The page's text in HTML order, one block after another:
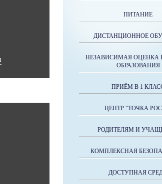
ПИТАНИЕ
ДИСТАНЦИОННОЕ
НЕЗАВИСИМАЯ ОЦЕНКА
ОБРАЗОВАНИЯ
ПРИЁМ В 1
ЦЕНТР "ТОЧКА
РОДИТЕЛЯМ И
КОМПЛЕКСНАЯ
ДОСТУПНАЯ